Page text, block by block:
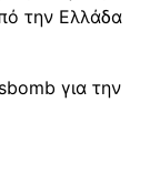
την Ελλάδα
για την